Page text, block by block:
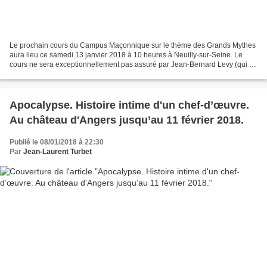
Le prochain cours du Campus Maçonnique sur le thème des Grands Mythes
aura lieu ce samedi 13 janvier 2018 à 10 heures à Neuilly-sur-Seine. Le
cours ne sera exceptionnellement pas assuré par Jean-Bernard Levy (qui se
Apocalypse. Histoire intime d'un chef-d’œuvre.
Au château d'Angers jusqu’au 11 février 2018.
Publié le 08/01/2018 à 22:30
Par Jean-Laurent Turbet